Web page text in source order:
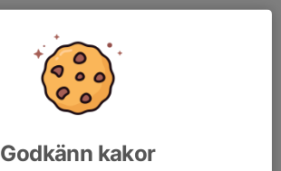
Godkänn kakor